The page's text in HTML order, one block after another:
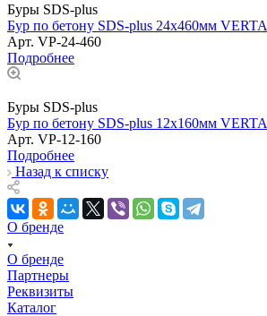
Буры SDS-plus
Бур по бетону SDS-plus 24х460мм VERTA
Арт. VP-24-460
Подробнее
Буры SDS-plus
Бур по бетону SDS-plus 12х160мм VERTA
Арт. VP-12-160
Подробнее
Назад к списку
О бренде
О бренде
Партнеры
Реквизиты
Каталог